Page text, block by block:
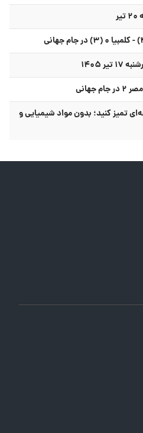
۱۴۰۵
را با این ترفند ۵ دقیقه‌ای تمیز کنید؛ بدون مواد شیمیایی و